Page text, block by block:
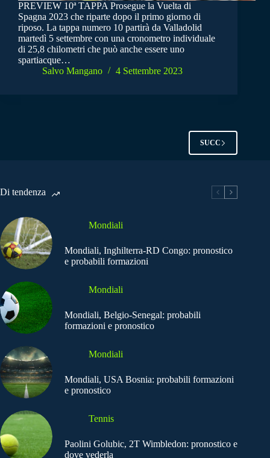
PREVIEW 10ª TAPPA Prosegue la Vuelta di
Spagna 2023 che riparte dopo il primo giorno di
riposo. La tappa numero 10 partirà da Valladolid
martedì 5 settembre con una cronometro individuale
di 25,8 chilometri che può anche essere uno
spartiacque…
Salvo Mangano
4 Settembre 2023
SUCC
Di tendenza
Mondiali
Mondiali, Inghilterra-RD Congo: pronostico
e probabili formazioni
Mondiali
Mondiali, Belgio-Senegal: probabili
formazioni e pronostico
Mondiali
Mondiali, USA Bosnia: probabili formazioni
e pronostico
Tennis
Paolini Golubic, 2T Wimbledon: pronostico e
dove vederla